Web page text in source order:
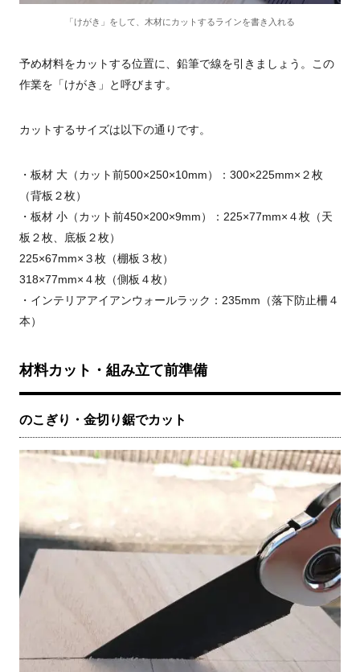
「けがき」をして、木材にカットするラインを書き入れる
予め材料をカットする位置に、鉛筆で線を引きましょう。この
作業を「けがき」と呼びます。
カットするサイズは以下の通りです。
・板材 大（カット前500×250×10mm）：300×225mm×２枚
（背板２枚）
・板材 小（カット前450×200×9mm）：225×77mm×４枚（天
板２枚、底板２枚）
225×67mm×３枚（棚板３枚）
318×77mm×４枚（側板４枚）
・インテリアアイアンウォールラック：235mm（落下防止柵４
本）
材料カット・組み立て前準備
のこぎり・金切り鋸でカット